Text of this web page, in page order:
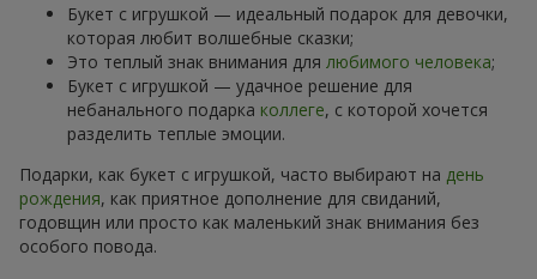
Букет с игрушкой — идеальный подарок для девочки,
которая любит волшебные сказки;
Это теплый знак внимания для любимого человека;
Букет с игрушкой — удачное решение для
небанального подарка коллеге, с которой хочется
разделить теплые эмоции.
Подарки, как букет с игрушкой, часто выбирают на день
рождения, как приятное дополнение для свиданий,
годовщин или просто как маленький знак внимания без
особого повода.